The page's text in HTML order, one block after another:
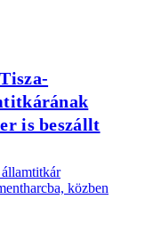
is beszállt
államtitkár
közben